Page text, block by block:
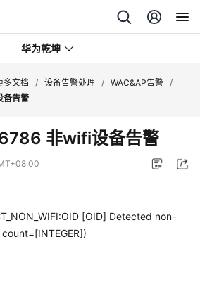
华为乾坤
多文档 / 设备告警处理 / WAC&AP告警 /
告警
非wifi设备告警
[OID] Detected non-